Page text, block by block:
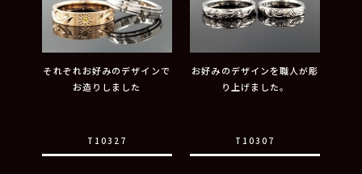
それぞれお好みのデザインで
お造りしました
T10327
お好みのデザインを職人が彫
り上げました。
T10307